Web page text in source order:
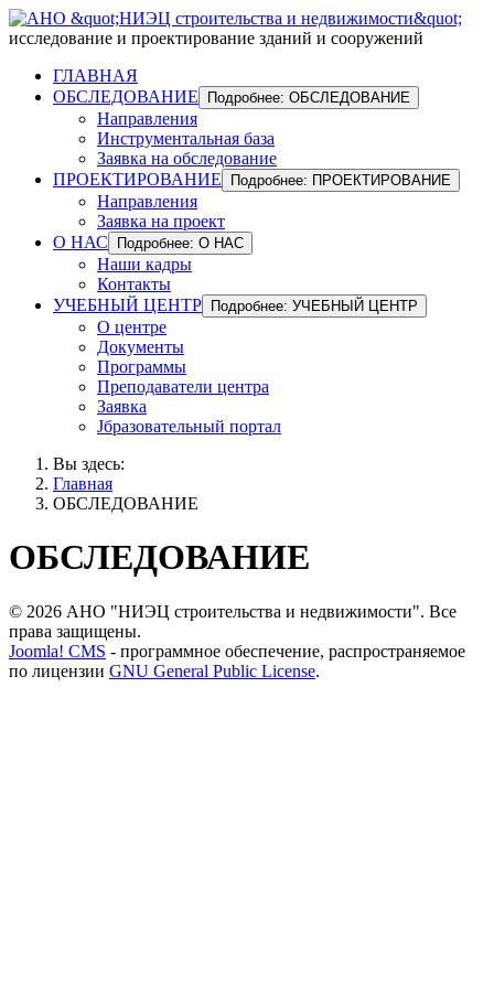
исследование и проектирование зданий и сооружений
ГЛАВНАЯ
ОБСЛЕДОВАНИЕ
Подробнее: ОБСЛЕДОВАНИЕ
Направления
Инструментальная база
Заявка на обследование
ПРОЕКТИРОВАНИЕ
Подробнее: ПРОЕКТИРОВАНИЕ
Направления
Заявка на проект
О НАС
Подробнее: О НАС
Наши кадры
Контакты
УЧЕБНЫЙ ЦЕНТР
Подробнее: УЧЕБНЫЙ ЦЕНТР
О центре
Документы
Программы
Преподаватели центра
Заявка
Jбразовательный портал
Вы здесь:
Главная
ОБСЛЕДОВАНИЕ
ОБСЛЕДОВАНИЕ
© 2026 АНО "НИЭЦ строительства и недвижимости". Все
права защищены.
Joomla! CMS - программное обеспечение, распространяемое
по лицензии GNU General Public License.